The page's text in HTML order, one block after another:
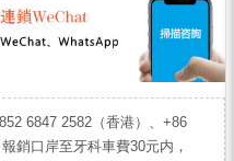
6847 2582（香港）、+86
銷口岸至牙科車費30元内，